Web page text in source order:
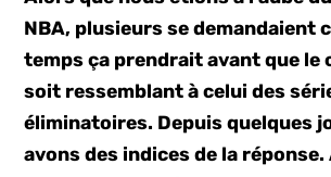
NBA, plusieurs se demandaient
temps ça prendrait avant que le
soit ressemblant à celui des
éliminatoires. Depuis quelques
avons des indices de la réponse.